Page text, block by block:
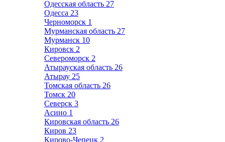
Одесская область 27
Одесса 23
Черноморск 1
Мурманская область 27
Мурманск 10
Кировск 2
Североморск 2
Атырауская область 26
Атырау 25
Томская область 26
Томск 20
Северск 3
Асино 1
Кировская область 26
Киров 23
Кирово-Чепецк 2